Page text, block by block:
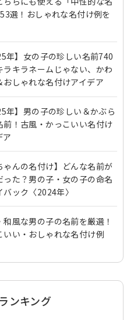
選！おしゃれな名付け例を
年】女の子の珍しい名前740
ラキラネームじゃない、かわ
おしゃれな名付けアイデア
年】男の子の珍しい＆かぶら
前！古風・かっこいい名付け
ア
ゃんの名付け】どんな名前が
った？男の子・女の子の命名
バック〈2024年〉
和風な男の子の名前を厳選！
いい・おしゃれな名付け例
ンキング